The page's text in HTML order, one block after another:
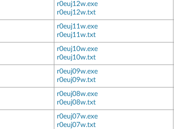
r0euj12w.exe
r0euj12w.txt
r0euj11w.exe
r0euj11w.txt
r0euj10w.exe
r0euj10w.txt
r0euj09w.exe
r0euj09w.txt
r0euj08w.exe
r0euj08w.txt
r0euj07w.exe
r0euj07w.txt